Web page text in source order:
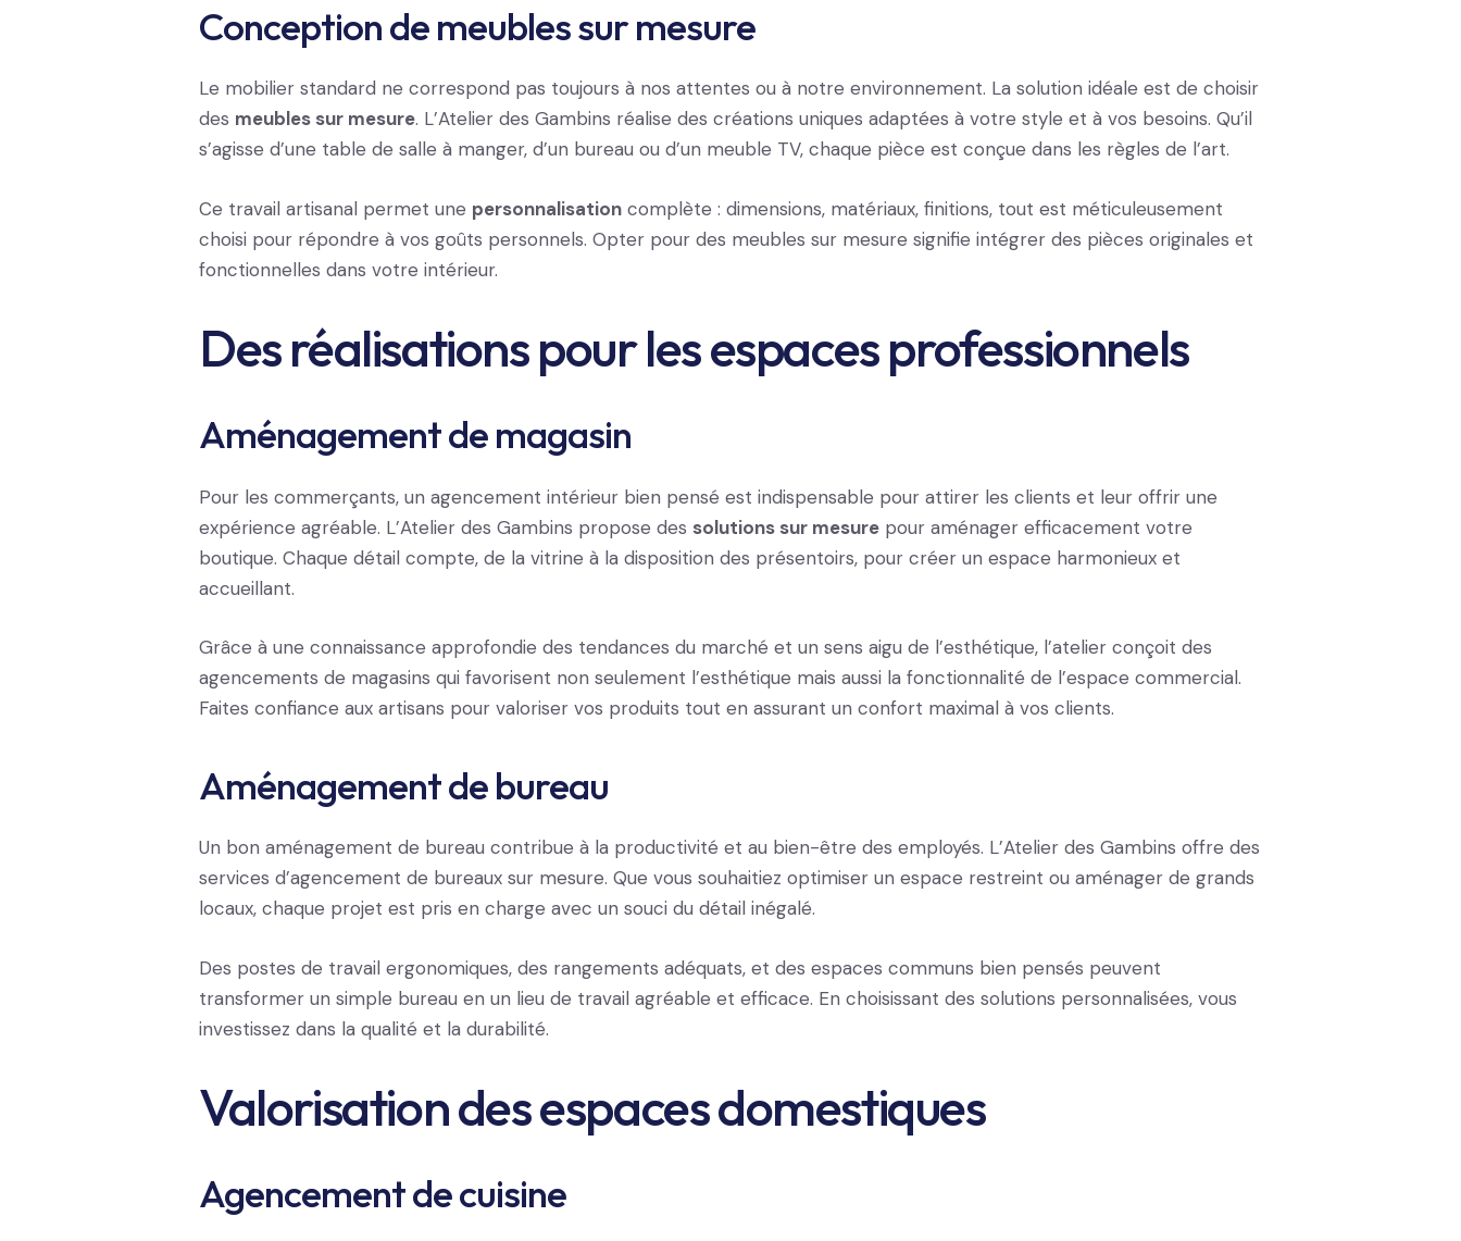
Conception de meubles sur mesure
Le mobilier standard ne correspond pas toujours à nos attentes ou à notre environnement. La solution idéale est de choisir
des meubles sur mesure. L’Atelier des Gambins réalise des créations uniques adaptées à votre style et à vos besoins. Qu’il
s’agisse d’une table de salle à manger, d’un bureau ou d’un meuble TV, chaque pièce est conçue dans les règles de l’art.
Ce travail artisanal permet une personnalisation complète : dimensions, matériaux, finitions, tout est méticuleusement
choisi pour répondre à vos goûts personnels. Opter pour des meubles sur mesure signifie intégrer des pièces originales et
fonctionnelles dans votre intérieur.
Des réalisations pour les espaces professionnels
Aménagement de magasin
Pour les commerçants, un agencement intérieur bien pensé est indispensable pour attirer les clients et leur offrir une
expérience agréable. L’Atelier des Gambins propose des solutions sur mesure pour aménager efficacement votre
boutique. Chaque détail compte, de la vitrine à la disposition des présentoirs, pour créer un espace harmonieux et
accueillant.
Grâce à une connaissance approfondie des tendances du marché et un sens aigu de l’esthétique, l’atelier conçoit des
agencements de magasins qui favorisent non seulement l’esthétique mais aussi la fonctionnalité de l’espace commercial.
Faites confiance aux artisans pour valoriser vos produits tout en assurant un confort maximal à vos clients.
Aménagement de bureau
Un bon aménagement de bureau contribue à la productivité et au bien-être des employés. L’Atelier des Gambins offre des
services d’agencement de bureaux sur mesure. Que vous souhaitiez optimiser un espace restreint ou aménager de grands
locaux, chaque projet est pris en charge avec un souci du détail inégalé.
Des postes de travail ergonomiques, des rangements adéquats, et des espaces communs bien pensés peuvent
transformer un simple bureau en un lieu de travail agréable et efficace. En choisissant des solutions personnalisées, vous
investissez dans la qualité et la durabilité.
Valorisation des espaces domestiques
Agencement de cuisine